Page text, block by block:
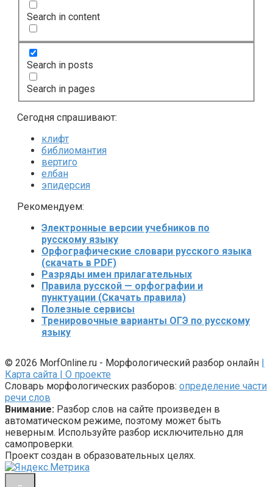
Search in content
Search in posts
Search in pages
Сегодня спрашивают:
клифт
библиомантия
вертиго
елбан
эпидерсия
Рекомендуем:
Электронные версии учебников по
русскому языку
Орфографические словари русского языка
(скачать в PDF)
Разряды имен прилагательных
Правила русской — орфографии и
пунктуации (Скачать правила)
Полезные сервисы
Тренировочные варианты ОГЭ по русскому
языку
© 2026 MorfOnline.ru - Морфологический разбор онлайн |
Карта сайта | О проекте
Словарь морфологических разборов: определение части
речи слов
Внимание: Разбор слов на сайте произведен в
автоматическом режиме, поэтому может быть
неверным. Используйте разбор исключительно для
самопроверки.
Проект создан в образовательных целях.